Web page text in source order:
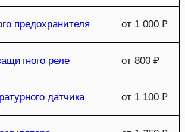
предохранителя от 1 000 ₽
реле от 800 ₽
датчика от 1 100 ₽